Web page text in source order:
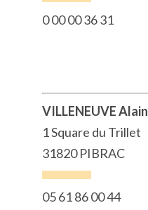
0 00 00 36 31
VILLENEUVE Alain
1 Square du Trillet
31820 PIBRAC
05 61 86 00 44